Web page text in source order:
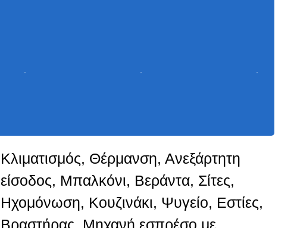
Κλιματισμός, Θέρμανση, Ανεξάρτητη
είσοδος, Μπαλκόνι, Βεράντα, Σίτες,
Ηχομόνωση, Κουζινάκι, Ψυγείο, Εστίες,
Βραστήρας, Μηχανή εσπρέσο με